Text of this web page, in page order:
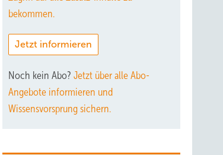
bekommen.
Jetzt informieren
Noch kein Abo? Jetzt über alle Abo-
Angebote informieren und
Wissensvorsprung sichern.